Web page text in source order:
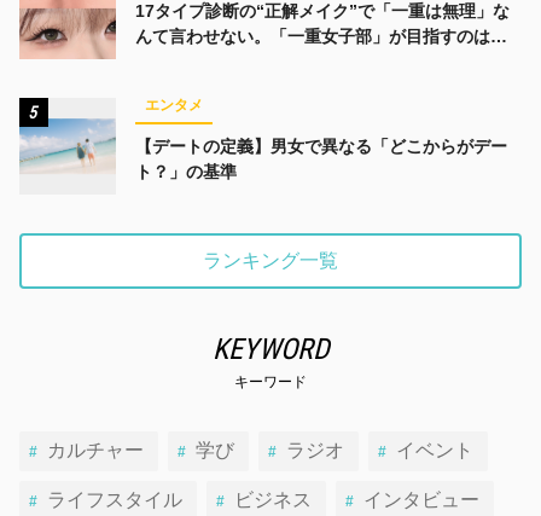
17タイプ診断の“正解メイク”で「一重は無理」な
んて言わせない。「一重女子部」が目指すのは、
5 エンタメ
【デートの定義】男女で異なる「どこからがデー
ト？」の基準
ランキング一覧
KEYWORD
キーワード
カルチャー 学び ラジオ イベント
ライフスタイル ビジネス インタビュー